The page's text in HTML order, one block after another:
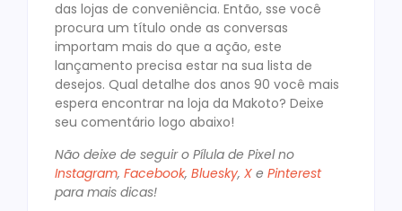
das lojas de conveniência. Então, sse você
procura um título onde as conversas
importam mais do que a ação, este
lançamento precisa estar na sua lista de
desejos. Qual detalhe dos anos 90 você mais
espera encontrar na loja da Makoto? Deixe
seu comentário logo abaixo!
Não deixe de seguir o Pílula de Pixel no
Instagram, Facebook, Bluesky, X e Pinterest
para mais dicas!